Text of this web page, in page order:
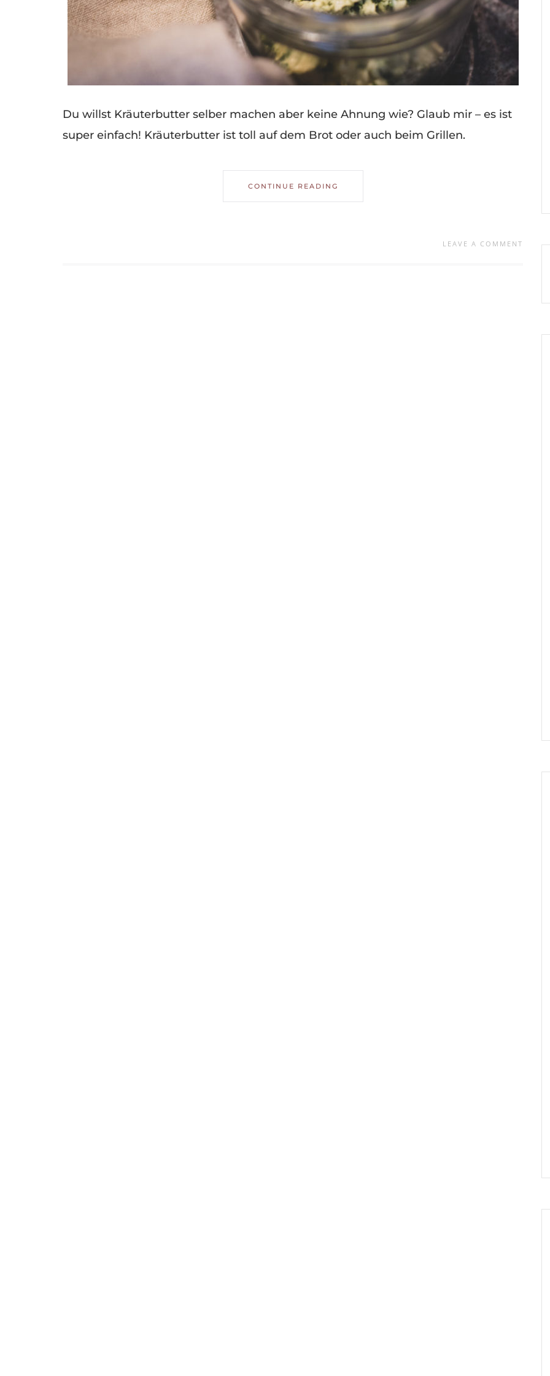
Du willst Kräuterbutter selber machen aber keine Ahnung wie? Glaub mir – es ist
super einfach! Kräuterbutter ist toll auf dem Brot oder auch beim Grillen.
CONTINUE READING
LEAVE A COMMENT